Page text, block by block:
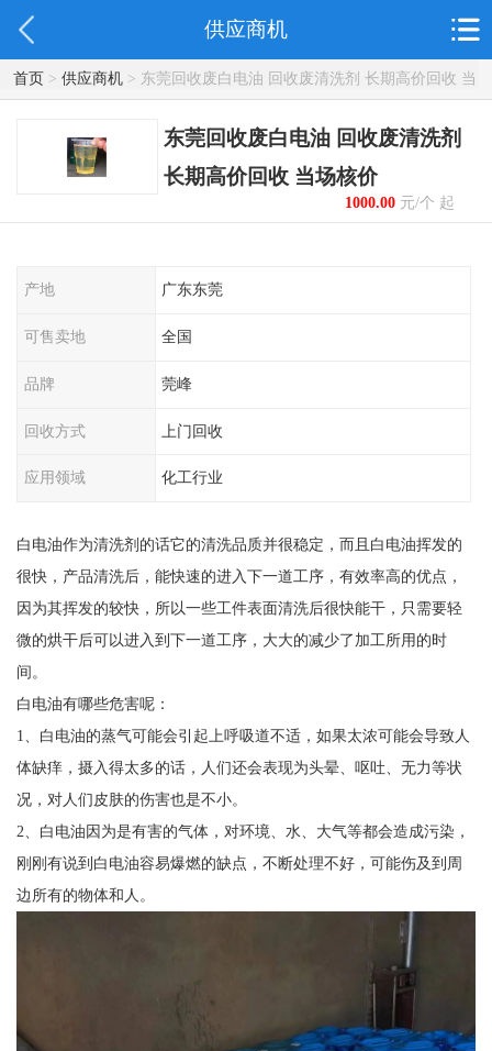
供应商机
首页> 供应商机> 东莞回收废白电油 回收废清洗剂 长期高价回收 当
场核价
东莞回收废白电油 回收废清洗剂
长期高价回收 当场核价
1000.00元/个 起
产地 广东东莞
可售卖地 全国
品牌 莞峰
回收方式 上门回收
应用领域 化工行业
白电油作为清洗剂的话它的清洗品质并很稳定，而且白电油挥发的
很快，产品清洗后，能快速的进入下一道工序，有效率高的优点，
因为其挥发的较快，所以一些工件表面清洗后很快能干，只需要轻
微的烘干后可以进入到下一道工序，大大的减少了加工所用的时
间。
白电油有哪些危害呢：
1、白电油的蒸气可能会引起上呼吸道不适，如果太浓可能会导致人
体缺痒，摄入得太多的话，人们还会表现为头晕、呕吐、无力等状
况，对人们皮肤的伤害也是不小。
2、白电油因为是有害的气体，对环境、水、大气等都会造成污染，
刚刚有说到白电油容易爆燃的缺点，不断处理不好，可能伤及到周
边所有的物体和人。